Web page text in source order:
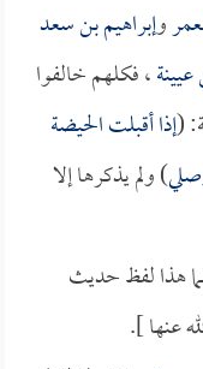
وإبراهيم بن سعد
، فكلهم خالفوا
(إذا أقبلت الحيضة
) ولم يذكرها إلا
هذا لفظ حديث
عنها ].